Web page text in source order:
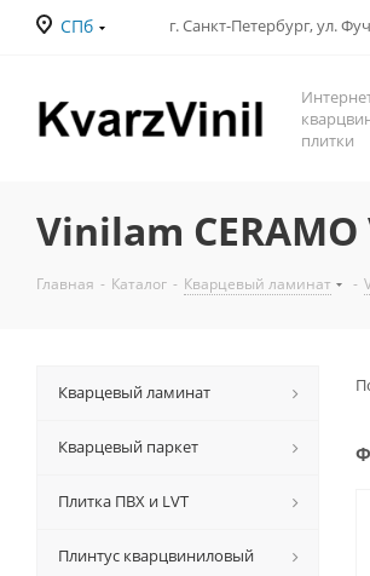
СПб
плитки
Vinilam
Главная - Каталог - Кварцевый ламинат -
Кварцевый ламинат
Кварцевый паркет
Плитка ПВХ и LVT
Плинтус кварцвиниловый